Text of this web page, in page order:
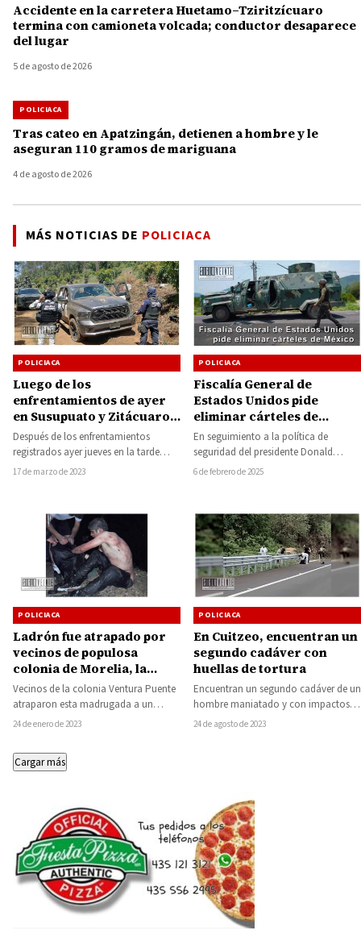
Accidente en la carretera Huetamo–Tziritzícuaro
termina con camioneta volcada; conductor desaparece
del lugar
5 de agosto de 2026
POLICIACA
Tras cateo en Apatzingán, detienen a hombre y le
aseguran 110 gramos de mariguana
4 de agosto de 2026
MÁS NOTICIAS DE POLICIACA
POLICIACA
Luego de los
enfrentamientos de ayer
en Susupuato y Zitácuaro,
fuerzas policiales
aseguran vehículos de
grupo delictivo
Después de los enfrentamientos
registrados ayer jueves en la tarde
entre grupos delincuenciales
17 de marzo de 2023
POLICIACA
Fiscalía General de
Estados Unidos pide
eliminar cárteles de
México
En seguimiento a la política de
seguridad del presidente Donald
Trump, la Fiscalía General de Estados
6 de febrero de 2025
POLICIACA
Ladrón fue atrapado por
vecinos de populosa
colonia de Morelia, la
policía municipal no se lo
quiso llevar
Vecinos de la colonia Ventura Puente
atraparon esta madrugada a un
sujeto que había robado una
24 de enero de 2023
POLICIACA
En Cuitzeo, encuentran un
segundo cadáver con
huellas de tortura
Encuentran un segundo cadáver de un
hombre maniatado y con impactos
de bala entre la maleza de un…
24 de agosto de 2023
Cargar más